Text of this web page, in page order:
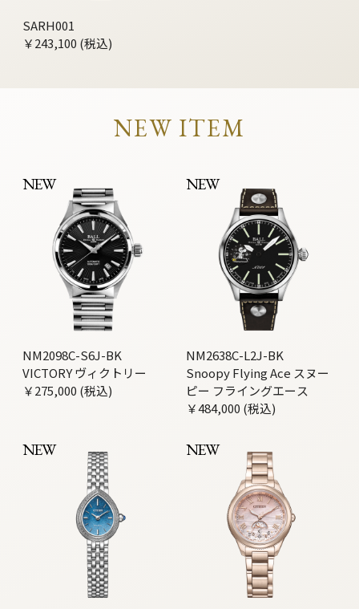
SARH001
￥243,100 (税込)
NEW ITEM
NEW
NM2098C-S6J-BK
VICTORY ヴィクトリー
￥275,000 (税込)
NEW
NM2638C-L2J-BK
Snoopy Flying Ace スヌー
ピー フライングエース
￥484,000 (税込)
NEW NEW